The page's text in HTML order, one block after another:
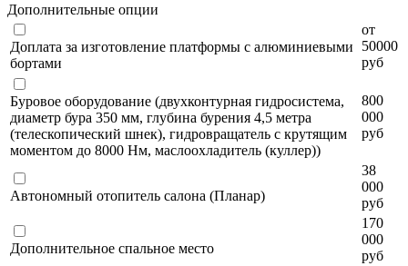
Дополнительные опции
Доплата за изготовление платформы с алюминиевыми
бортами
от
50000
руб
Буровое оборудование (двухконтурная гидросистема,
диаметр бура 350 мм, глубина бурения 4,5 метра
(телескопический шнек), гидровращатель с крутящим
моментом до 8000 Нм, маслоохладитель (куллер))
800
000
руб
Автономный отопитель салона (Планар)
38
000
руб
Дополнительное спальное место
170
000
руб